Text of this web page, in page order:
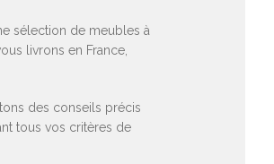
sélection de meubles à
livrons en France,
des conseils précis
tous vos critères de